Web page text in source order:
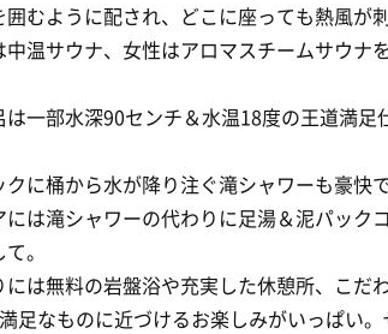
むように配され、どこに座っても熱風が
中温サウナ、女性はアロマスチームサウナ
一部水深90センチ＆水温18度の王道満足
に桶から水が降り注ぐ滝シャワーも豪快
には滝シャワーの代わりに足湯＆泥パック
。
には無料の岩盤浴や充実した休憩所、こだ
足なものに近づけるお楽しみがいっぱい